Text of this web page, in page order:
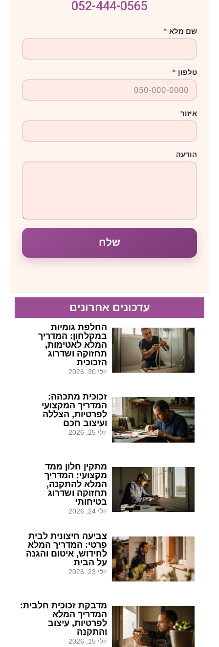
052-444-0565
שם מלא * מ
ל
ם
ו
ד
ה
טלפון *
איזור
הודעה
שלח
עדכונים אחרונים
החלפת גומיות
במקלחון: המדריך
המלא לאטימות,
תחזוקה ושדרוג
הזכוכית
יולי 30, 2026
זכוכית מתכהה:
המדריך המקצועי
לפרטיות, הצללה
ועיצוב חכם
יולי 25, 2026
מתקין חלון ממד
מקצועי: המדריך
המלא להתקנה,
תחזוקה ושדרוג
בטיחותי
יולי 24, 2026
צביעה חיצונית לבית
פרטי: המדריך המלא
לחידוש, איטום והגנה
על הבית
יולי 23, 2026
מדבקת זכוכית חלבית:
המדריך המלא
לפרטיות, עיצוב
והתקנה
יולי 15, 2026